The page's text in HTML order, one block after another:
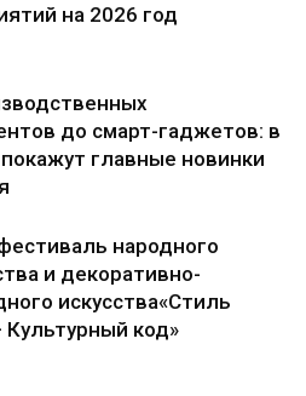
на 2026 год
до смарт-гаджетов: в
главные новинки
народного
и декоративно-
искусства«Стиль
код»